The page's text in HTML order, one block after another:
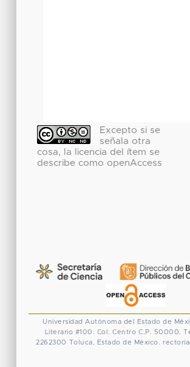
Excepto si se
señala otra
cosa, la licencia del ítem se
describe como openAccess
Universidad Autónoma del Estado de
Literario #100. Col. Centro C.P. 50000.
2262300 Toluca, Estado de México.